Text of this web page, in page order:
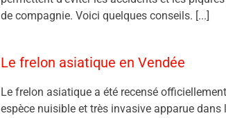
de compagnie. Voici quelques conseils. [...]
Le frelon asiatique en Vendée
Le frelon asiatique a été recensé
espèce nuisible et très invasive apparue